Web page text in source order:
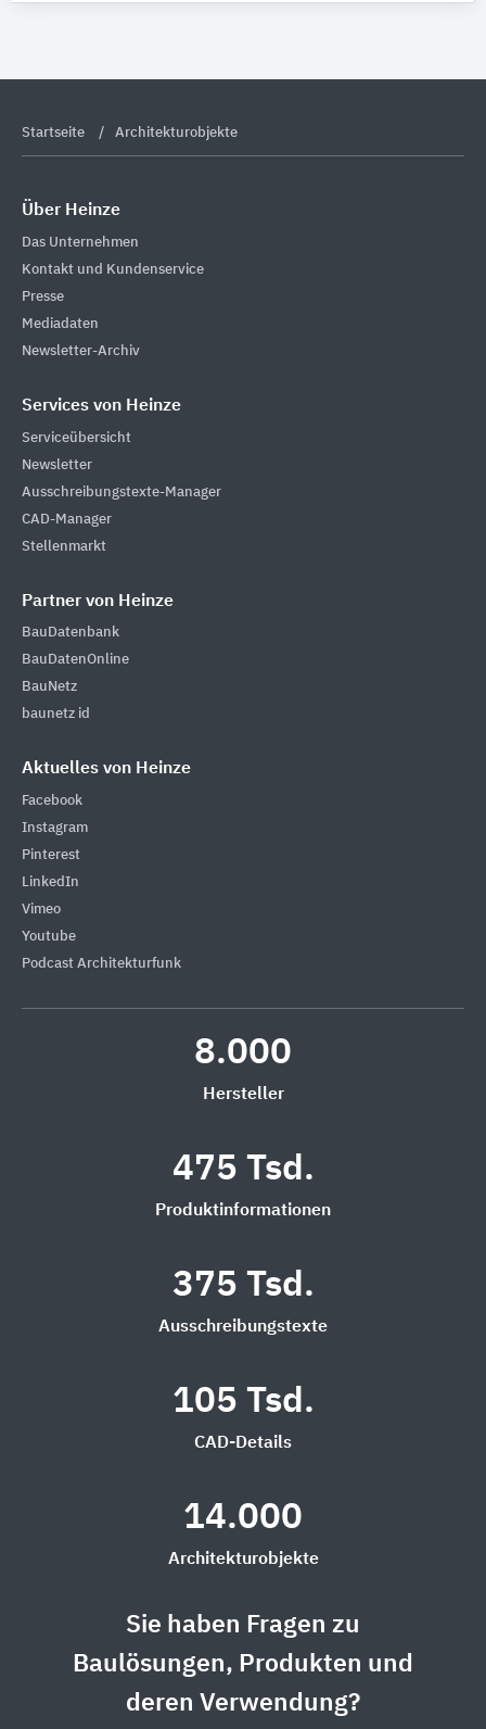
Startseite Architekturobjekte
Über Heinze
Das Unternehmen
Kontakt und Kundenservice
Presse
Mediadaten
Newsletter-Archiv
Services von Heinze
Serviceübersicht
Newsletter
Ausschreibungstexte-Manager
CAD-Manager
Stellenmarkt
Partner von Heinze
BauDatenbank
BauDatenOnline
BauNetz
baunetz id
Aktuelles von Heinze
Facebook
Instagram
Pinterest
LinkedIn
Vimeo
Youtube
Podcast Architekturfunk
8.000
Hersteller
475 Tsd.
Produktinformationen
375 Tsd.
Ausschreibungstexte
105 Tsd.
CAD-Details
14.000
Architekturobjekte
Sie haben Fragen zu
Baulösungen, Produkten und
deren Verwendung?